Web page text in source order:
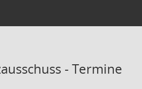
- Termine